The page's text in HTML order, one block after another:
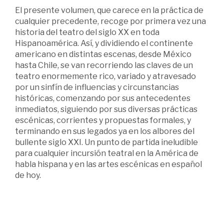
El presente volumen, que carece en la práctica de
cualquier precedente, recoge por primera vez una
historia del teatro del siglo XX en toda
Hispanoamérica. Así, y dividiendo el continente
americano en distintas escenas, desde México
hasta Chile, se van recorriendo las claves de un
teatro enormemente rico, variado y atravesado
por un sinfín de influencias y circunstancias
históricas, comenzando por sus antecedentes
inmediatos, siguiendo por sus diversas prácticas
escénicas, corrientes y propuestas formales, y
terminando en sus legados ya en los albores del
bullente siglo XXI. Un punto de partida ineludible
para cualquier incursión teatral en la América de
habla hispana y en las artes escénicas en español
de hoy.